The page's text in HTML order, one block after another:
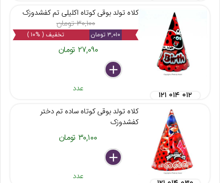
کلاه تولد بوقی کوتاه اکلیلی تم کفشدوزک
۳۰,۱۰۰ تومان
۳,۰۱۰ تومان تخفیف ( %۱۰ )
۲۷,۰۹۰ تومان
delete
remove
add
عدد
۱۲۱ ۰۱۴ ۰۱۲
کلاه تولد بوقی کوتاه ساده تم دختر
کفشدوزک
۳۰,۱۰۰ تومان
delete
remove
add
عدد